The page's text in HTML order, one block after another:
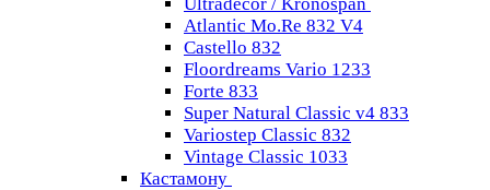
Atlantic Mo.Re 832 V4
Castello 832
Floordreams Vario 1233
Forte 833
Super Natural Classic v4 833
Variostep Classic 832
Vintage Classic 1033
Кастамону